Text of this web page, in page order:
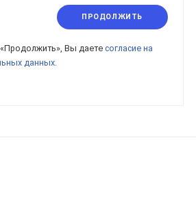
ПРОДОЛЖИТЬ
Вы даете согласие на
данных.